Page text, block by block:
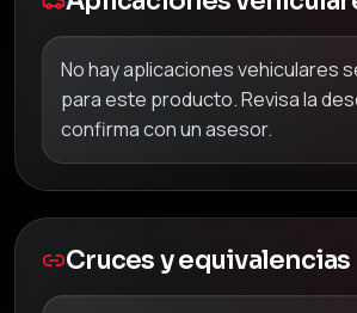
No hay aplicaciones vehiculares
para este producto. Revisa la
confirma con un asesor.
Cruces y equivalencias